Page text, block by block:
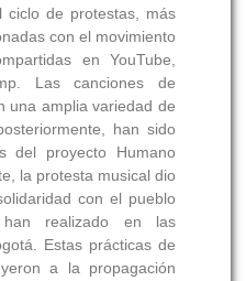
ciclo de protestas, más
con el movimiento
en YouTube,
Las canciones de
una amplia variedad de
han sido
del proyecto Humano
la protesta musical dio
con el pueblo
realizado en las
Estas prácticas de
a la propagación